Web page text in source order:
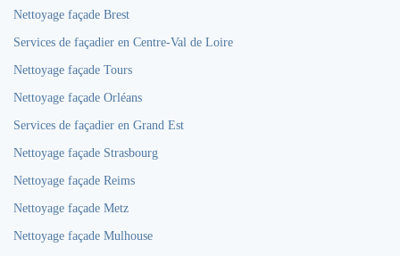
Nettoyage façade Brest
Services de façadier en Centre-Val de Loire
Nettoyage façade Tours
Nettoyage façade Orléans
Services de façadier en Grand Est
Nettoyage façade Strasbourg
Nettoyage façade Reims
Nettoyage façade Metz
Nettoyage façade Mulhouse